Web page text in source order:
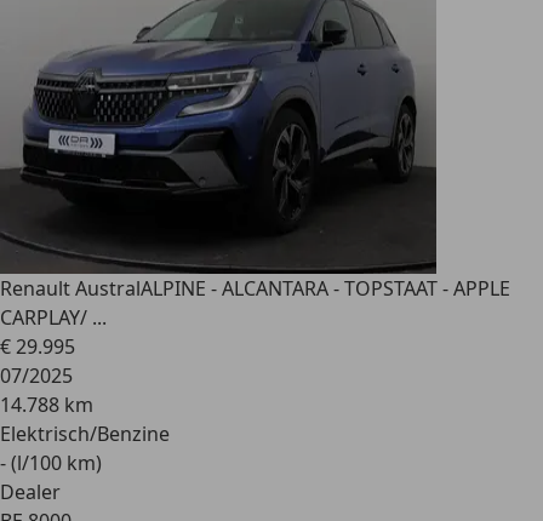
Renault AustralALPINE - ALCANTARA - TOPSTAAT - APPLE
CARPLAY/ ...
€ 29.995
07/2025
14.788 km
Elektrisch/Benzine
- (l/100 km)
Dealer